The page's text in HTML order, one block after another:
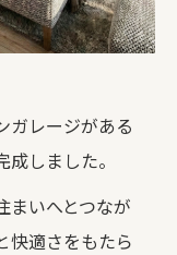
ガレージがある
しました。
まいへとつなが
快適さをもたら